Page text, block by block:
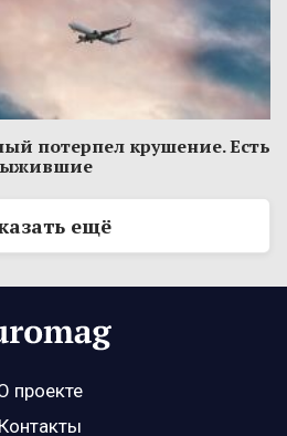
потерпел крушение. Есть
ещё
проекте
Контакты